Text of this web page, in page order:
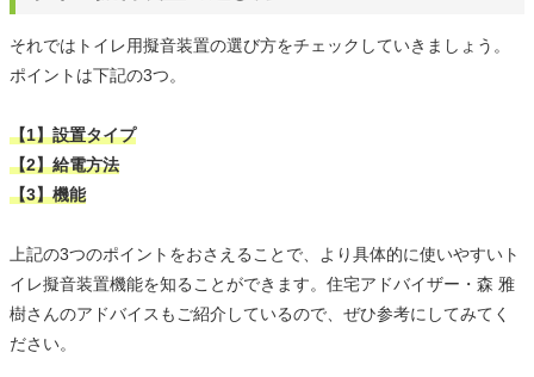
それではトイレ用擬音装置の選び方をチェックしていきましょう。
ポイントは下記の3つ。
【1】設置タイプ
【2】給電方法
【3】機能
上記の3つのポイントをおさえることで、より具体的に使いやすいト
イレ擬音装置機能を知ることができます。住宅アドバイザー・森 雅
樹さんのアドバイスもご紹介しているので、ぜひ参考にしてみてく
ださい。